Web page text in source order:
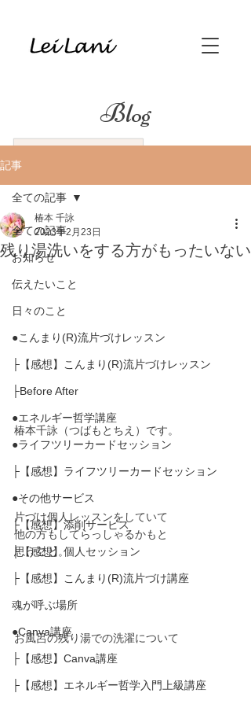
Blog
記事
全ての記事
お知らせ
伝えたいこと
日々のこと
●こんまり(R)流片づけレッスン
├【感想】こんまり(R)流片づけレッスン
├Before After
●エネルギー哲学講座
●ライフツリーカードセッション
├【感想】ライフツリーカードセッション
●その他サービス
├【感想】添削サービス
├【感想】個人セッション
├【感想】こんまり(R)流片づけ講座
魂が呼ぶ場所
●Canva講座
├【感想】Canva講座
├【感想】エネルギー哲学入門上級講座
全ての記事
残り湯洗いをする方がもったいない
椿本 千詠
2023年2月23日
椿本千詠（つばもとちえ）です。
片づけ個人レッスンをしていて
他の方もしてらっしゃるかもと
思うこと。
お風呂の残り湯での洗濯について